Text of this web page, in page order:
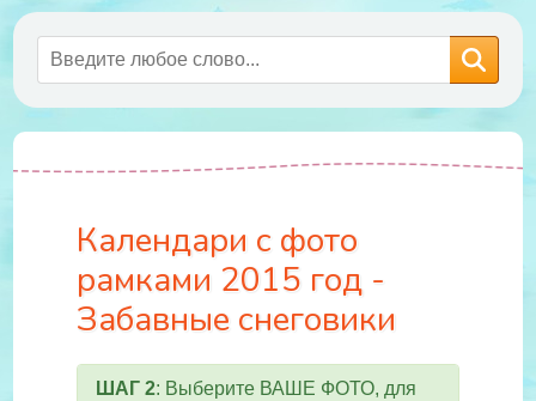
Календари с фото
рамками 2015 год -
Забавные снеговики
ШАГ 2: Выберите ВАШЕ ФОТО, для